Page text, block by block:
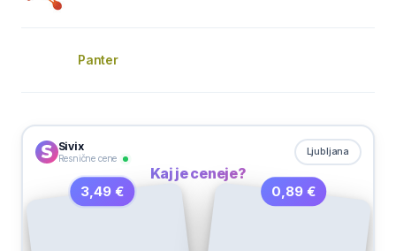
Panter
Sivix
Resnične cene
Ljubljana
Kaj je ceneje?
3,49 € 0,89 €